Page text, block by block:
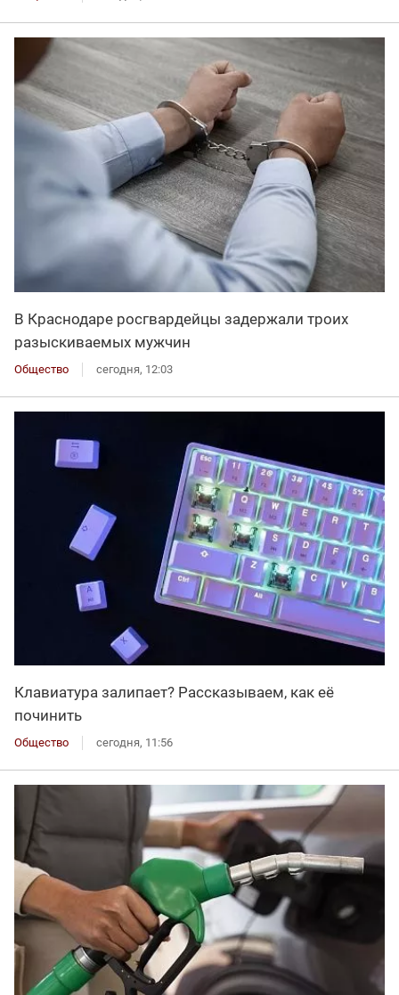
В Краснодаре росгвардейцы задержали троих
разыскиваемых мужчин
Общество сегодня, 12:03
Клавиатура залипает? Рассказываем, как её
починить
Общество сегодня, 11:56